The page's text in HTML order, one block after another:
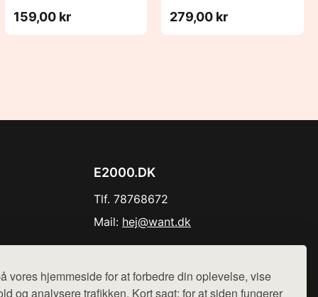
vores hjemmeside for at forbedre din oplevelse, vise
og analysere trafikken. Kort sagt: for at siden fungerer
159,00 kr 279,00 kr
E2000.DK
Tlf. 78768672
Mail: hej@want.dk